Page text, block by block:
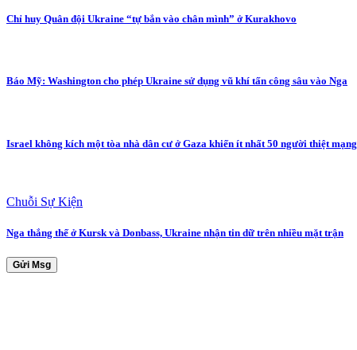
Chỉ huy Quân đội Ukraine “tự bắn vào chân mình” ở Kurakhovo
Báo Mỹ: Washington cho phép Ukraine sử dụng vũ khí tấn công sâu vào Nga
Israel không kích một tòa nhà dân cư ở Gaza khiến ít nhất 50 người thiệt mạng
Chuỗi Sự Kiện
Nga thắng thế ở Kursk và Donbass, Ukraine nhận tin dữ trên nhiều mặt trận
Gửi Msg